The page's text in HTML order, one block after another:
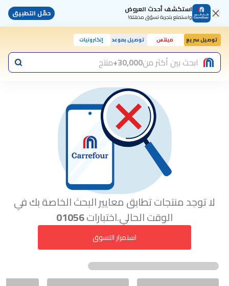
استكشف أحدث العروض
واستمتع بتجربة تسوّق مذهلة! حمّل التطبيق
توصيل سريع مينتس توصيل بموعد إلكترونيات
ابحث بين أكثر من30,000+ منتج
لا توجد منتجات تطابق معايير البحث الخاصة بك في
الوقت الحالي.اختبارات01056
استمرار التسوق